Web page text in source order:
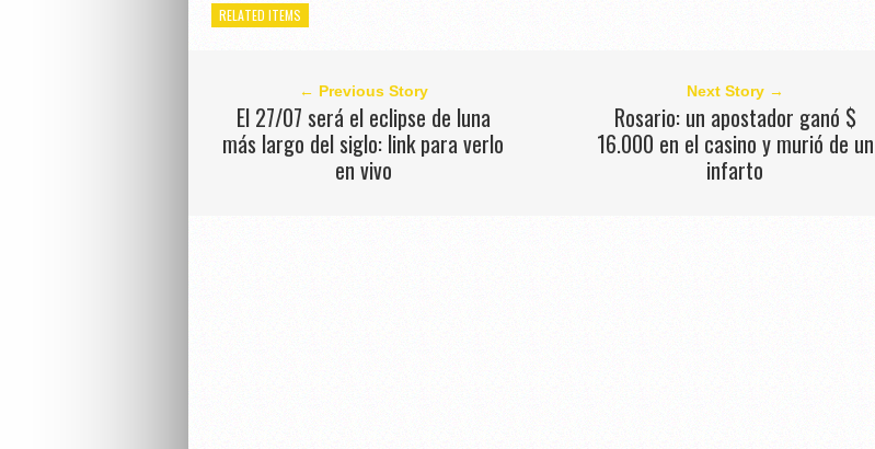
RELATED ITEMS
← Previous Story
El 27/07 será el eclipse de luna
más largo del siglo: link para verlo
en vivo
Next Story →
Rosario: un apostador ganó $
16.000 en el casino y murió de un
infarto